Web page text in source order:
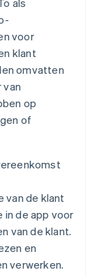
als
voor
klant
omvatten
van
op
of
van de klant
de app voor
van de klant.
en
verwerken.